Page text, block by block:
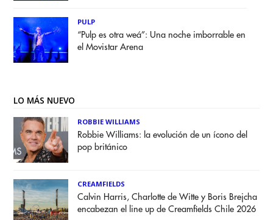
PULP
“Pulp es otra weá”: Una noche imborrable en
el Movistar Arena
LO MÁS NUEVO
ROBBIE WILLIAMS
Robbie Williams: la evolución de un ícono del
pop británico
CREAMFIELDS
Calvin Harris, Charlotte de Witte y Boris Brejcha
encabezan el line up de Creamfields Chile 2026